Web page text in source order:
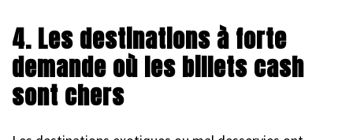
4. Les destinations à forte
demande où les billets cash
sont chers